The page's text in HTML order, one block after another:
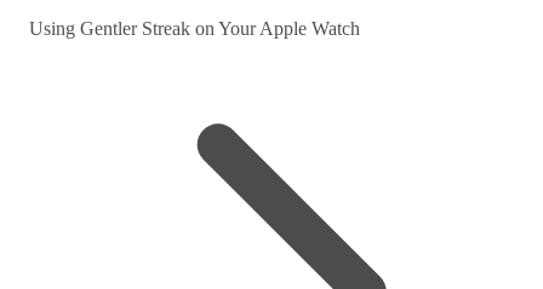
Using Gentler Streak on Your Apple Watch